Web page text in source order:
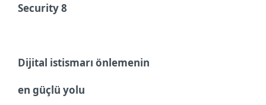
Security 8
Dijital istismarı önlemenin
en güçlü yolu